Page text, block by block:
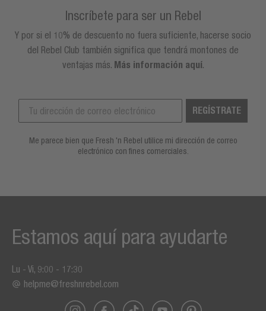
Inscríbete para ser un Rebel
Y por si el 10% de descuento no fuera suficiente, hacerse socio
del Rebel Club también significa que tendrá montones de
ventajas más. Más información aquí.
REGÍSTRATE
Me parece bien que Fresh 'n Rebel utilice mi dirección de correo
electrónico con fines comerciales.
Estamos aquí para ayudarte
Lu - Vi, 9:00 - 17:30
helpme@freshnrebel.com